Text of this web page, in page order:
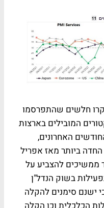
חלשים שהתפרסמו
המובילים בארצות
האחרונים,
ב-0.8% - הירידה החדה ביותר מאז אפריל
ממשיכים להצביע על
בשוק הנדל"ן
ישנם סימנים להקלה